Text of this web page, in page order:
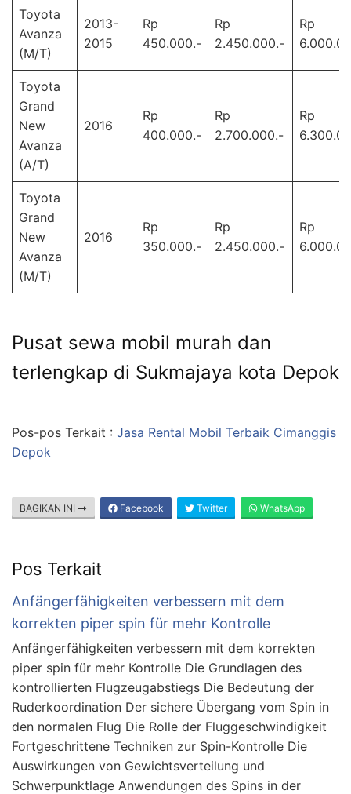
Toyota
Avanza
(M/T)
2013-
2015
Rp
450.000.-
Rp
2.450.000.-
Rp
Toyota
Grand
New
Avanza
(A/T)
2016
Rp
400.000.-
Rp
2.700.000.-
Rp
Toyota
Grand
New
Avanza
(M/T)
2016
Rp
350.000.-
Rp
2.450.000.-
Rp
Pusat sewa mobil murah dan
terlengkap di Sukmajaya kota Depok
Pos-pos Terkait : Jasa Rental Mobil Terbaik Cimanggis
Depok
BAGIKAN INI Facebook Twitter WhatsApp
Pos Terkait
Anfängerfähigkeiten verbessern mit dem
korrekten piper spin für mehr Kontrolle
Anfängerfähigkeiten verbessern mit dem korrekten
piper spin für mehr Kontrolle Die Grundlagen des
kontrollierten Flugzeugabstiegs Die Bedeutung der
Ruderkoordination Der sichere Übergang vom Spin in
den normalen Flug Die Rolle der Fluggeschwindigkeit
Fortgeschrittene Techniken zur Spin-Kontrolle Die
Auswirkungen von Gewichtsverteilung und
Schwerpunktlage Anwendungen des Spins in der